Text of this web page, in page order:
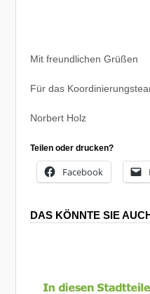
Mit freundlichen Grüßen
Für das
Norbert Holz
Teilen oder drucken?
Facebook
DAS KÖNNTE SIE